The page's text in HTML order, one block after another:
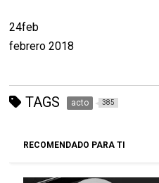
24feb
febrero 2018
TAGS acto 385
RECOMENDADO PARA TI